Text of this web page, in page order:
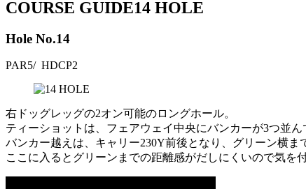
COURSE GUIDE14 HOLE
Hole No.14
PAR5/ HDCP2
右ドッグレッグの2オン可能のロングホール。
ティーショットは、フェアウェイ中央にバンカーが3つ並ん
バンカー越えは、キャリー230Y前後となり、グリーン横ま
ここに入るとグリーンまでの距離感がだしにくいので気を